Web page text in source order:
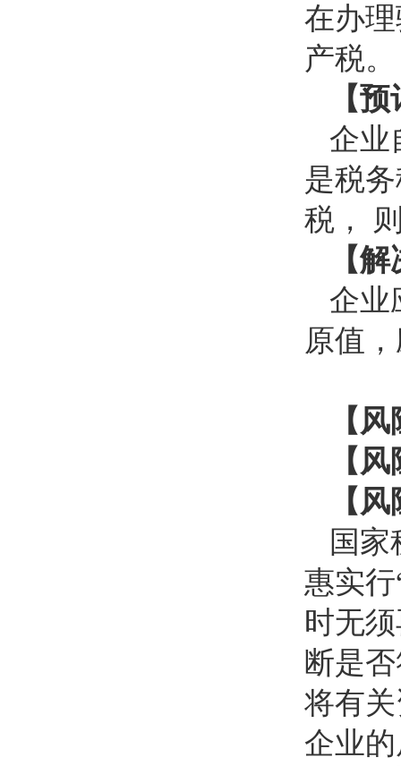
在办
产税。
【
企业
是税
税，
【
企业
原值
【
【
【
国家
惠实
时无
断是
将有
企业